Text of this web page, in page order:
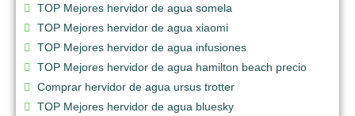
TOP Mejores hervidor de agua somela
TOP Mejores hervidor de agua xiaomi
TOP Mejores hervidor de agua infusiones
TOP Mejores hervidor de agua hamilton beach precio
Comprar hervidor de agua ursus trotter
TOP Mejores hervidor de agua bluesky